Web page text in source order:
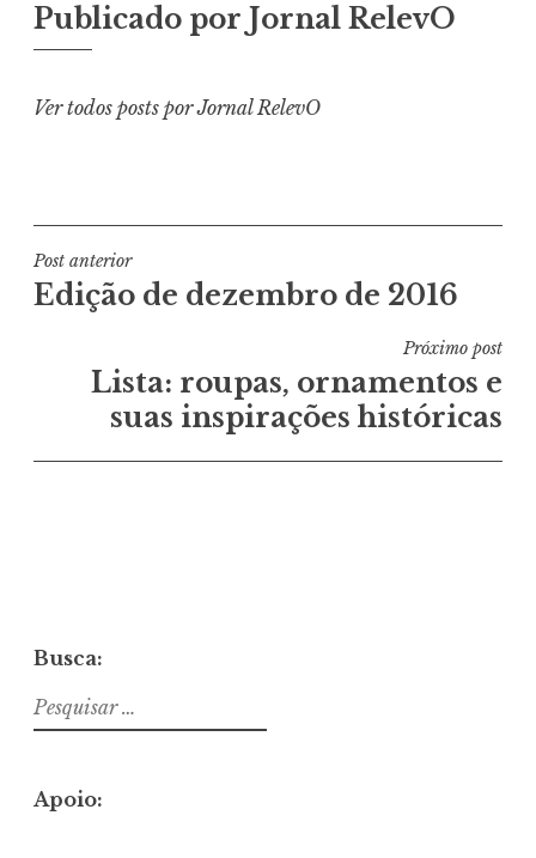
Publicado por Jornal RelevO
Ver todos posts por Jornal RelevO
Navegação
de
Post anterior
Edição de dezembro de 2016
Próximo post
Lista: roupas, ornamentos e
suas inspirações históricas
Busca:
Pesquisar
por:
Apoio: